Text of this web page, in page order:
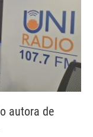
autora de